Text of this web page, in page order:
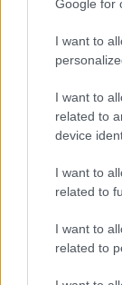
Google for
I want to
I want to
related to
device
I want to
related to
I want to
related to
προσπάθεια
Ο Ντράγκι
προοπτική
αρχική